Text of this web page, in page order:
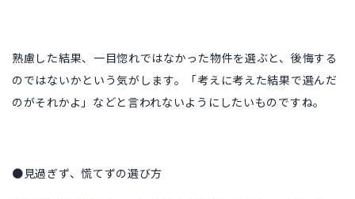
熟慮した結果、一目惚れではなかった物件を選ぶと、後悔する
のではないかという気がします。「考えに考えた結果で選んだ
のがそれかよ」などと言われないようにしたいものですね。
●見過ぎず、慌てずの選び方